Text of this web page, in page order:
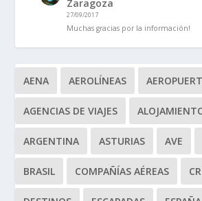
Zaragoza
27/09/2017
Muchas gracias por la información!
AENA AEROLÍNEAS
AGENCIAS DE VIAJES
ARGENTINA ASTURIAS AVE
BRASIL COMPAÑÍAS AÉREAS